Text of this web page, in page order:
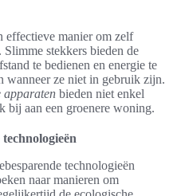
effectieve manier om zelf
stekkers bieden de
te bedienen en energie te
wanneer ze niet in gebruik zijn.
apparaten bieden niet enkel
bij aan een groenere woning.
technologieën
naar manieren om